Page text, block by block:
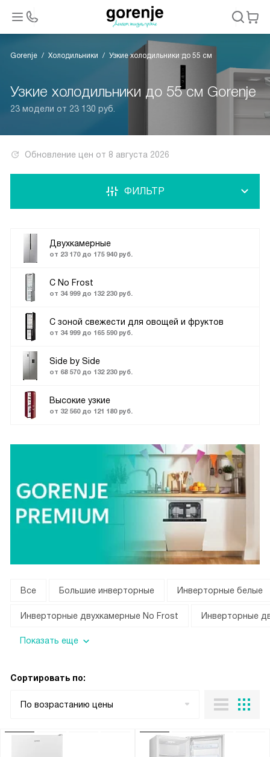
Gorenje Холодильники Узкие холодильники до 55 см
Узкие холодильники до 55 см Gorenje
23 модели от 23 130 руб.
Обновление цен от 8 августа 2026
Двухкамерные
от 23 170 до 175 940 руб.
С No Frost
от 34 999 до 132 230 руб.
С зоной свежести для овощей и фруктов
от 34 999 до 165 590 руб.
Side by Side
от 68 570 до 132 230 руб.
Высокие узкие
от 32 560 до 121 180 руб.
ФИЛЬТР
Все Большие инверторные Инверторные белые
Инверторные двухкамерные No Frost Инверторные
Показать еще
Сортировать по:
По возрастанию цены